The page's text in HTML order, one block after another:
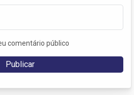
comentário público